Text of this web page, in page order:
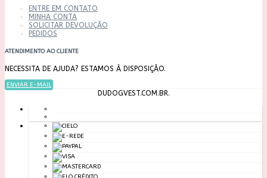
ENTRE EM CONTATO
MINHA CONTA
SOLICITAR DEVOLUÇÃO
PEDIDOS
ATENDIMENTO AO CLIENTE
NECESSITA DE AJUDA? ESTAMOS À DISPOSIÇÃO.
ENVIAR E-MAIL
DUDOGVEST.COM.BR.